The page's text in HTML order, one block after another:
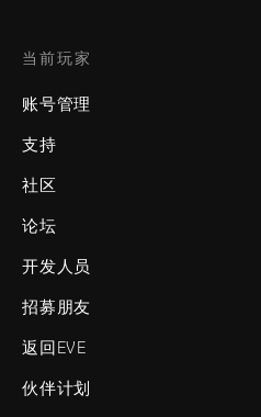
当前玩家
账号管理
支持
社区
论坛
开发人员
招募朋友
返回EVE
伙伴计划